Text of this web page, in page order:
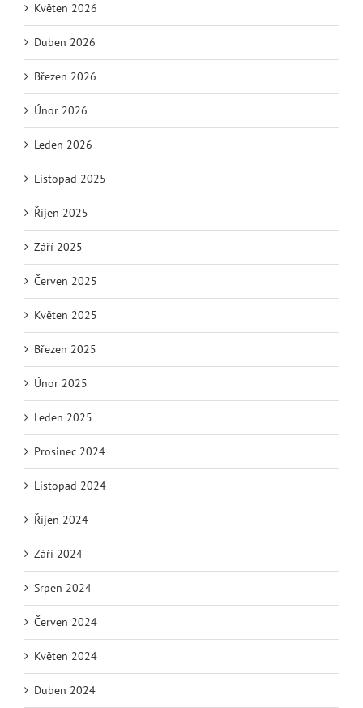
Květen 2026
Duben 2026
Březen 2026
Únor 2026
Leden 2026
Listopad 2025
Říjen 2025
Září 2025
Červen 2025
Květen 2025
Březen 2025
Únor 2025
Leden 2025
Prosinec 2024
Listopad 2024
Říjen 2024
Září 2024
Srpen 2024
Červen 2024
Květen 2024
Duben 2024